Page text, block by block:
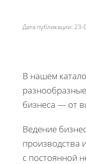
Дата публикации:
В нашем
разнообразные
бизнеса — от
Ведение
производства
с постоянной